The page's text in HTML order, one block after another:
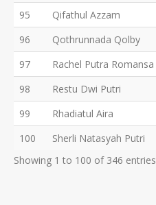
95
Qifathul Azzam
96
Qothrunnada Qolby
97
Rachel Putra Romansa
98
Restu Dwi Putri
99
Rhadiatul Aira
100
Sherli Natasyah Putri
Showing 1 to 100 of 346 entries